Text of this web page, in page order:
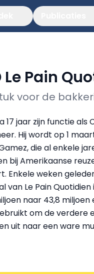
Le Pain
voor de
jaar zijn functie als
Hij wordt op 1
die al enkele
bij Amerikaanse
Enkele weken
Le Pain Quotidien
naar 43,8 miljoen
om de verdere
uit naar een ware